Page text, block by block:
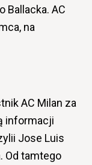
Ballacka. AC
na
AC Milan za
informacji
Jose Luis
Od tamtego